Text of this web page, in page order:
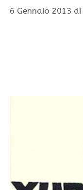
6 Gennaio 2013 di